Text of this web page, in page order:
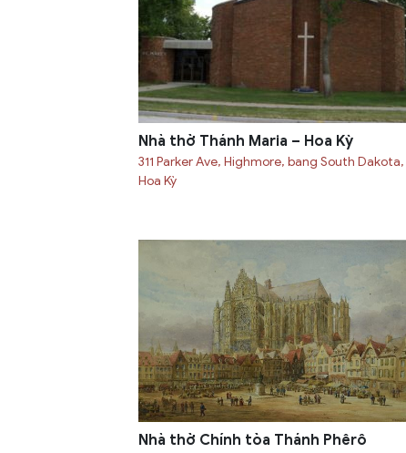
Nhà thờ Thánh Maria – Hoa Kỳ
311 Parker Ave, Highmore, bang South Dakota,
Hoa Kỳ
Nhà thờ Chính tòa Thánh Phêrô